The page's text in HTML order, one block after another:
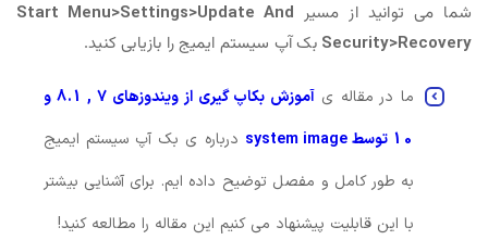
شما می توانید از مسیر Start Menu>Settings>Update And
Security>Recovery بک آپ سیستم ایمیج را بازیابی کنید.
ما در مقاله ی
آموزش بکاپ گیری از ویندوزهای 7 , 8.1 و
10 توسط system image
درباره ی بک آپ سیستم ایمیج
به طور کامل و مفصل توضیح داده ایم. برای آشنایی بیشتر
با این قابلیت پیشنهاد می کنیم این مقاله را مطالعه کنید!